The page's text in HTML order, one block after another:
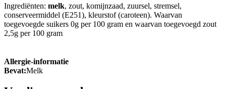
Ingrediënten: melk, zout, komijnzaad, zuursel, stremsel,
conserveermiddel (E251), kleurstof (caroteen). Waarvan
toegevoegde suikers 0g per 100 gram en waarvan toegevoegd zout
2,5g per 100 gram
Allergie-informatie
Bevat:Melk